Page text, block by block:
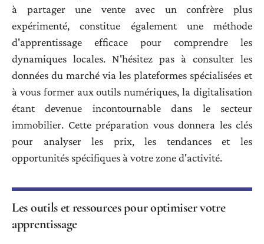
à partager une vente avec un confrère plus
expérimenté, constitue également une méthode
d'apprentissage efficace pour comprendre les
dynamiques locales. N'hésitez pas à consulter les
données du marché via les plateformes spécialisées et
à vous former aux outils numériques, la digitalisation
étant devenue incontournable dans le secteur
immobilier. Cette préparation vous donnera les clés
pour analyser les prix, les tendances et les
opportunités spécifiques à votre zone d'activité.
Les outils et ressources pour optimiser votre
apprentissage